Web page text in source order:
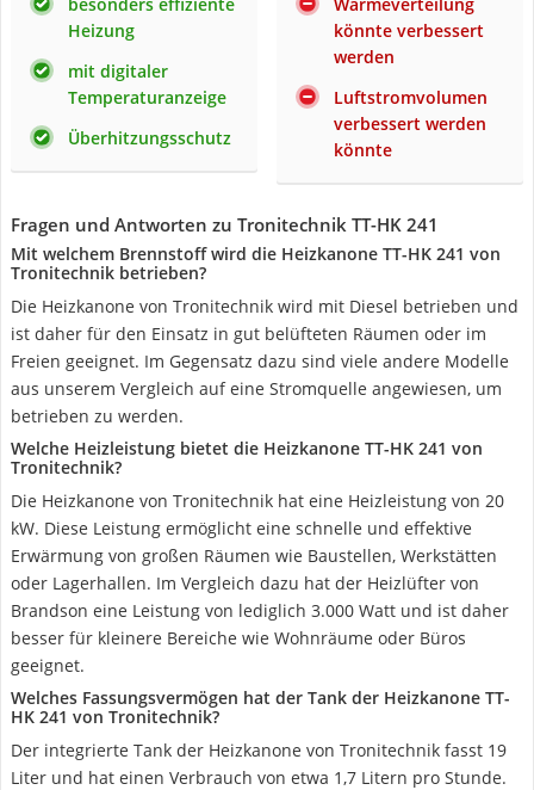
Heizung
mit digitaler
Temperaturanzeige
Überhitzungsschutz
könnte verbessert
werden
Luftstromvolumen
verbessert werden
könnte
Fragen und Antworten zu Tronitechnik TT-HK 241
Mit welchem Brennstoff wird die Heizkanone TT-HK 241 von
Tronitechnik betrieben?
Die Heizkanone von Tronitechnik wird mit Diesel betrieben und
ist daher für den Einsatz in gut belüfteten Räumen oder im
Freien geeignet. Im Gegensatz dazu sind viele andere Modelle
aus unserem Vergleich auf eine Stromquelle angewiesen, um
betrieben zu werden.
Welche Heizleistung bietet die Heizkanone TT-HK 241 von
Tronitechnik?
Die Heizkanone von Tronitechnik hat eine Heizleistung von 20
kW. Diese Leistung ermöglicht eine schnelle und effektive
Erwärmung von großen Räumen wie Baustellen, Werkstätten
oder Lagerhallen. Im Vergleich dazu hat der Heizlüfter von
Brandson eine Leistung von lediglich 3.000 Watt und ist daher
besser für kleinere Bereiche wie Wohnräume oder Büros
geeignet.
Welches Fassungsvermögen hat der Tank der Heizkanone TT-
HK 241 von Tronitechnik?
Der integrierte Tank der Heizkanone von Tronitechnik fasst 19
Liter und hat einen Verbrauch von etwa 1,7 Litern pro Stunde.